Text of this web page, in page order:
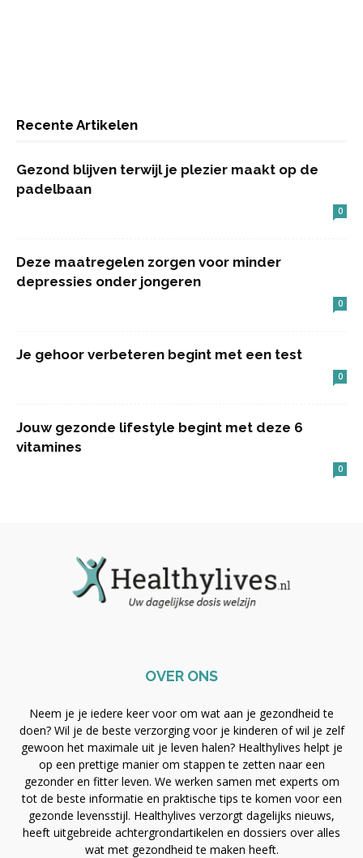
Recente Artikelen
Gezond blijven terwijl je plezier maakt op de
padelbaan
0
Deze maatregelen zorgen voor minder
depressies onder jongeren
0
Je gehoor verbeteren begint met een test
0
Jouw gezonde lifestyle begint met deze 6
vitamines
0
OVER ONS
Neem je je iedere keer voor om wat aan je gezondheid te
doen? Wil je de beste verzorging voor je kinderen of wil je zelf
gewoon het maximale uit je leven halen? Healthylives helpt je
op een prettige manier om stappen te zetten naar een
gezonder en fitter leven. We werken samen met experts om
tot de beste informatie en praktische tips te komen voor een
gezonde levensstijl. Healthylives verzorgt dagelijks nieuws,
heeft uitgebreide achtergrondartikelen en dossiers over alles
wat met gezondheid te maken heeft.